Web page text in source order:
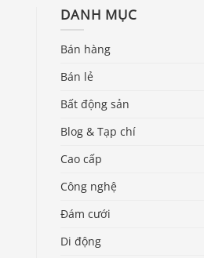
DANH MỤC
Bán hàng
Bán lẻ
Bất động sản
Blog & Tạp chí
Cao cấp
Công nghệ
Đám cưới
Di động